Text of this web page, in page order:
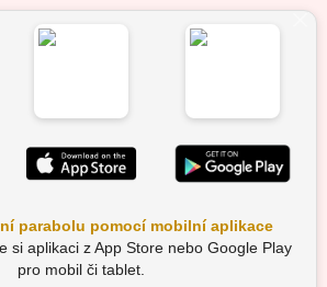
parabolu pomocí mobilní aplikace
si aplikaci z App Store nebo Google Play
pro mobil či tablet.